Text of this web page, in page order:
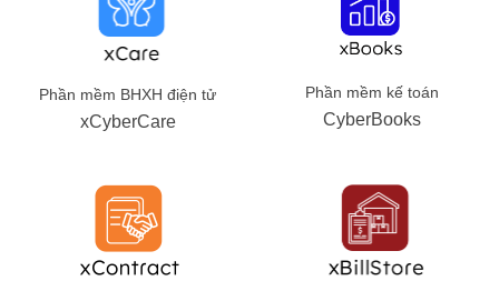
Phần mềm BHXH điện tử
xCyberCare
Phần mềm kế toán
CyberBooks